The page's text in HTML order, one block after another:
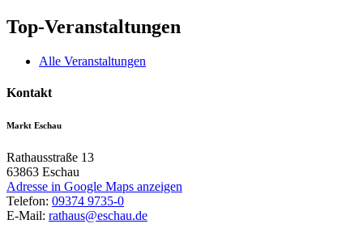
Top-Veranstaltungen
Alle Veranstaltungen
Kontakt
Markt Eschau
Rathausstraße 13
63863 Eschau
Adresse in Google Maps anzeigen
Telefon: 09374 9735-0
E-Mail: rathaus@eschau.de